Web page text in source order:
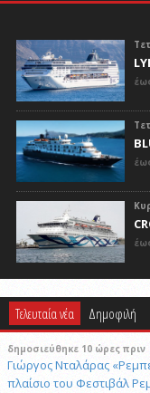
Τελευταία νέα Δημοφιλή
δημοσιεύθηκε 10 ώρες πριν
Γιώργος Νταλάρας
πλαίσιο του Φεστιβάλ